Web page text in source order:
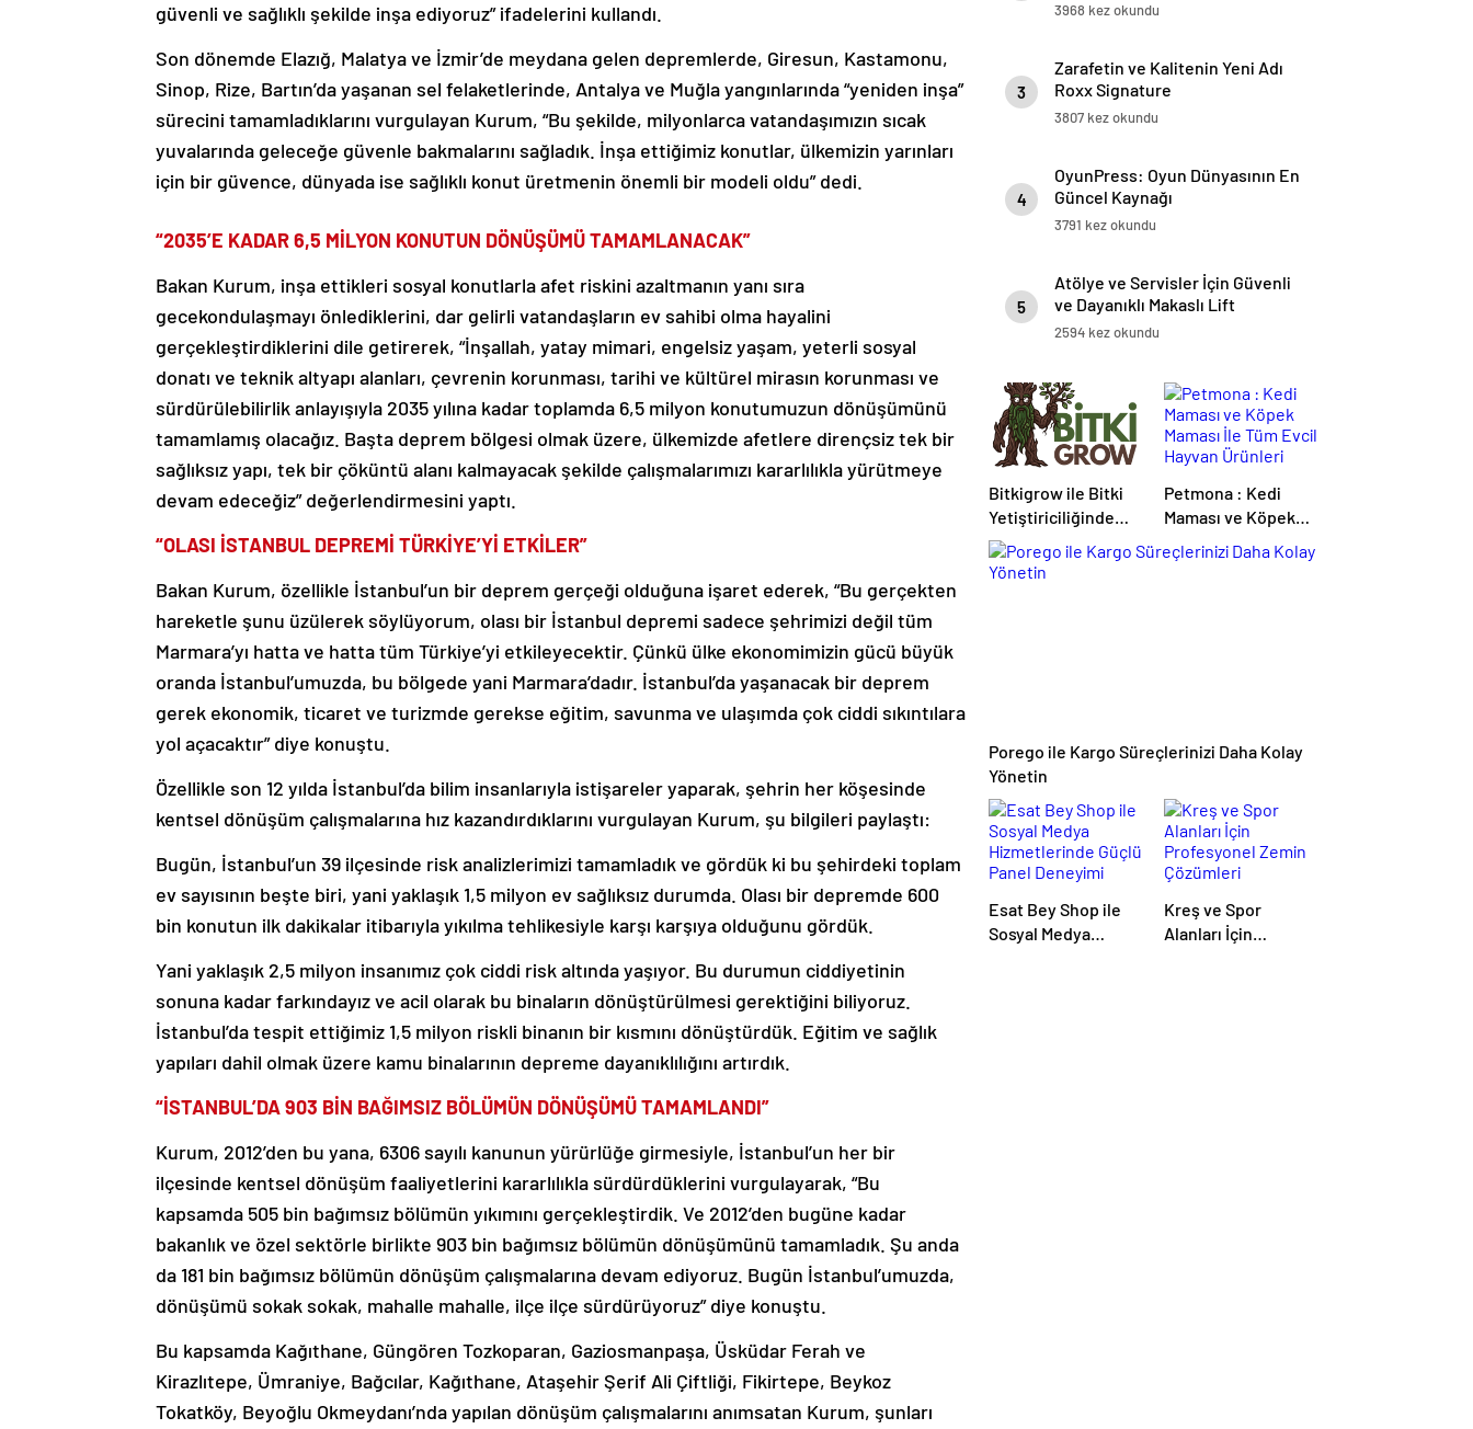
güvenli ve sağlıklı şekilde inşa ediyoruz” ifadelerini kullandı.
Son dönemde Elazığ, Malatya ve İzmir’de meydana gelen depremlerde, Giresun, Kastamonu,
Sinop, Rize, Bartın’da yaşanan sel felaketlerinde, Antalya ve Muğla yangınlarında “yeniden inşa”
sürecini tamamladıklarını vurgulayan Kurum, “Bu şekilde, milyonlarca vatandaşımızın sıcak
yuvalarında geleceğe güvenle bakmalarını sağladık. İnşa ettiğimiz konutlar, ülkemizin yarınları
için bir güvence, dünyada ise sağlıklı konut üretmenin önemli bir modeli oldu” dedi.
“2035’E KADAR 6,5 MİLYON KONUTUN DÖNÜŞÜMÜ TAMAMLANACAK”
Bakan Kurum, inşa ettikleri sosyal konutlarla afet riskini azaltmanın yanı sıra
gecekondulaşmayı önlediklerini, dar gelirli vatandaşların ev sahibi olma hayalini
gerçekleştirdiklerini dile getirerek, “İnşallah, yatay mimari, engelsiz yaşam, yeterli sosyal
donatı ve teknik altyapı alanları, çevrenin korunması, tarihi ve kültürel mirasın korunması ve
sürdürülebilirlik anlayışıyla 2035 yılına kadar toplamda 6,5 milyon konutumuzun dönüşümünü
tamamlamış olacağız. Başta deprem bölgesi olmak üzere, ülkemizde afetlere dirençsiz tek bir
sağlıksız yapı, tek bir çöküntü alanı kalmayacak şekilde çalışmalarımızı kararlılıkla yürütmeye
devam edeceğiz” değerlendirmesini yaptı.
“OLASI İSTANBUL DEPREMİ TÜRKİYE’Yİ ETKİLER”
Bakan Kurum, özellikle İstanbul’un bir deprem gerçeği olduğuna işaret ederek, “Bu gerçekten
hareketle şunu üzülerek söylüyorum, olası bir İstanbul depremi sadece şehrimizi değil tüm
Marmara’yı hatta ve hatta tüm Türkiye’yi etkileyecektir. Çünkü ülke ekonomimizin gücü büyük
oranda İstanbul’umuzda, bu bölgede yani Marmara’dadır. İstanbul’da yaşanacak bir deprem
gerek ekonomik, ticaret ve turizmde gerekse eğitim, savunma ve ulaşımda çok ciddi sıkıntılara
yol açacaktır” diye konuştu.
Özellikle son 12 yılda İstanbul’da bilim insanlarıyla istişareler yaparak, şehrin her köşesinde
kentsel dönüşüm çalışmalarına hız kazandırdıklarını vurgulayan Kurum, şu bilgileri paylaştı:
Bugün, İstanbul’un 39 ilçesinde risk analizlerimizi tamamladık ve gördük ki bu şehirdeki toplam
ev sayısının beşte biri, yani yaklaşık 1,5 milyon ev sağlıksız durumda. Olası bir depremde 600
bin konutun ilk dakikalar itibarıyla yıkılma tehlikesiyle karşı karşıya olduğunu gördük.
Yani yaklaşık 2,5 milyon insanımız çok ciddi risk altında yaşıyor. Bu durumun ciddiyetinin
sonuna kadar farkındayız ve acil olarak bu binaların dönüştürülmesi gerektiğini biliyoruz.
İstanbul’da tespit ettiğimiz 1,5 milyon riskli binanın bir kısmını dönüştürdük. Eğitim ve sağlık
yapıları dahil olmak üzere kamu binalarının depreme dayanıklılığını artırdık.
“İSTANBUL’DA 903 BİN BAĞIMSIZ BÖLÜMÜN DÖNÜŞÜMÜ TAMAMLANDI”
Kurum, 2012’den bu yana, 6306 sayılı kanunun yürürlüğe girmesiyle, İstanbul’un her bir
ilçesinde kentsel dönüşüm faaliyetlerini kararlılıkla sürdürdüklerini vurgulayarak, “Bu
kapsamda 505 bin bağımsız bölümün yıkımını gerçekleştirdik. Ve 2012’den bugüne kadar
bakanlık ve özel sektörle birlikte 903 bin bağımsız bölümün dönüşümünü tamamladık. Şu anda
da 181 bin bağımsız bölümün dönüşüm çalışmalarına devam ediyoruz. Bugün İstanbul’umuzda,
dönüşümü sokak sokak, mahalle mahalle, ilçe ilçe sürdürüyoruz” diye konuştu.
Bu kapsamda Kağıthane, Güngören Tozkoparan, Gaziosmanpaşa, Üsküdar Ferah ve
Kirazlıtepe, Ümraniye, Bağcılar, Kağıthane, Ataşehir Şerif Ali Çiftliği, Fikirtepe, Beykoz
Tokatköy, Beyoğlu Okmeydanı’nda yapılan dönüşüm çalışmalarını anımsatan Kurum, şunları
3968 kez okundu
3
Zarafetin ve Kalitenin Yeni Adı
Roxx Signature
3807 kez okundu
4
OyunPress: Oyun Dünyasının En
Güncel Kaynağı
3791 kez okundu
5
Atölye ve Servisler İçin Güvenli
ve Dayanıklı Makaslı Lift
Çözümleri
2594 kez okundu
Bitkigrow ile Bitki
Yetiştiriciliğinde
Doğru Ekipman ve
Ürün Seçimi
Petmona : Kedi
Maması ve Köpek
Maması İle Tüm
Evcil Hayvan
Porego ile Kargo Süreçlerinizi Daha Kolay
Yönetin
Esat Bey Shop ile
Sosyal Medya
Kreş ve Spor
Alanları İçin